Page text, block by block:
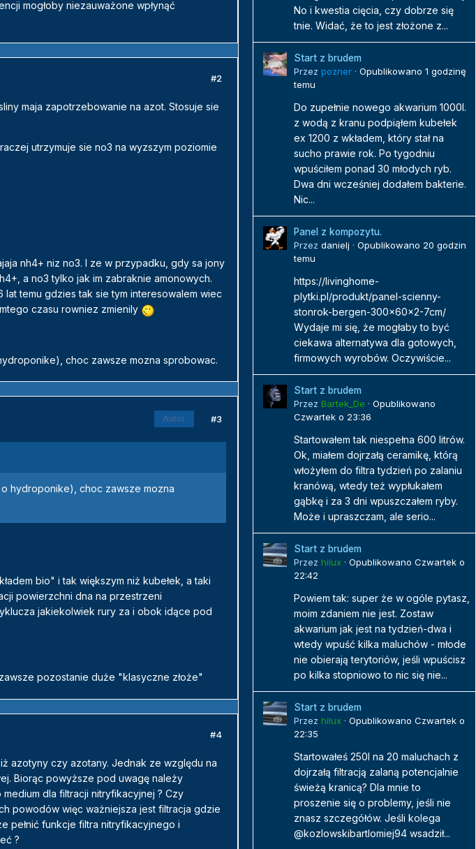
mogłoby niezauważone wpłynąć
#2
maja zapotrzebowanie na azot. Stosuje sie
utrzymuje sie no3 na wyzszym poziomie
nh4+ niz no3. I ze w przypadku, gdy sa jony
a no3 tylko jak im zabraknie amonowych.
temu gdzies tak sie tym interesowalem wiec
czasu rowniez zmienily
choc zawsze mozna sprobowac.
Autor #3
hydroponike), choc zawsze mozna
bio" i tak większym niż kubełek, a taki
powierzchni dna na przestrzeni
jakiekolwiek rury za i obok idące pod
pozostanie duże "klasyczne złoże"
#4
azotyny czy azotany. Jednak ze względu na
Biorąc powyższe pod uwagę należy
dla filtracji nitryfikacyjnej ? Czy
powodów więc ważniejsza jest filtracja gdzie
pełnić funkcje filtra nitryfikacyjnego i
?
No i kwestia cięcia, czy dobrze się
tnie. Widać, że to jest złożone z...
Start z brudem
Przez pozner · Opublikowano 1 godzinę
temu
Do zupełnie nowego akwarium 1000l.
z wodą z kranu podpiąłem kubełek
ex 1200 z wkładem, który stał na
sucho prawie rok. Po tygodniu
wpuściłem ponad 30 młodych ryb.
Dwa dni wcześniej dodałem bakterie.
Nic...
Panel z kompozytu.
Przez danielj · Opublikowano 20 godzin
temu
https://livinghome-
plytki.pl/produkt/panel-scienny-
stonrok-bergen-300x60x2-7cm/
Wydaje mi się, że mogłaby to być
ciekawa alternatywa dla gotowych,
firmowych wyrobów. Oczywiście...
Start z brudem
Przez Bartek_De · Opublikowano
Czwartek o 23:36
Startowałem tak niespełna 600 litrów.
Ok, miałem dojrzałą ceramikę, którą
włożyłem do filtra tydzień po zalaniu
kranówą, wtedy też wypłukałem
gąbkę i za 3 dni wpuszczałem ryby.
Może i upraszczam, ale serio...
Start z brudem
Przez hilux · Opublikowano Czwartek o
22:42
Powiem tak: super że w ogóle pytasz,
moim zdaniem nie jest. Zostaw
akwarium jak jest na tydzień-dwa i
wtedy wpuść kilka maluchów - młode
nie obierają terytoriów, jeśli wpuścisz
po kilka stopniowo to nic się nie...
Start z brudem
Przez hilux · Opublikowano Czwartek o
22:35
Startowałeś 250l na 20 maluchach z
dojrzałą filtracją zalaną potencjalnie
świeżą kranicą? Dla mnie to
proszenie się o problemy, jeśli nie
znasz szczegółów. Jeśli kolega
@kozlowskibartlomiej94 wsadził...